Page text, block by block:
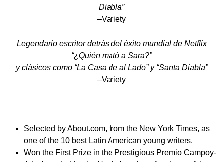
Diabla”
–Variety
Legendario escritor detrás del éxito mundial de Netflix
“¿Quién mató a Sara?”
y clásicos como “La Casa de al Lado” y “Santa Diabla”
–Variety
Selected by About.com, from the New York Times, as
one of the 10 best Latin American young writers.
Won the First Prize in the Prestigious Premio Campoy-